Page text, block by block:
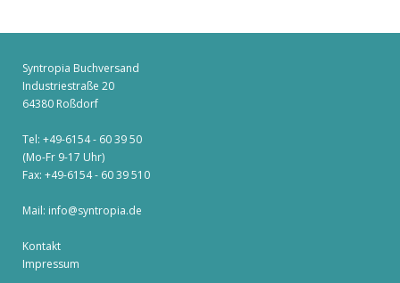
Syntropia Buchversand
Industriestraße 20
64380 Roßdorf
Tel: +49-6154 - 60 39 50
(Mo-Fr 9-17 Uhr)
Fax: +49-6154 - 60 39 510
Mail: info@syntropia.de
Kontakt
Impressum